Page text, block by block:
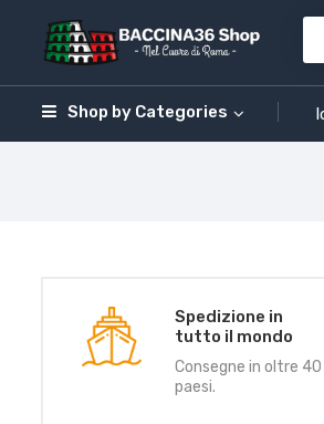
Shop by Categories
Spedizione in
tutto il mondo
Consegne in oltre 40
paesi.